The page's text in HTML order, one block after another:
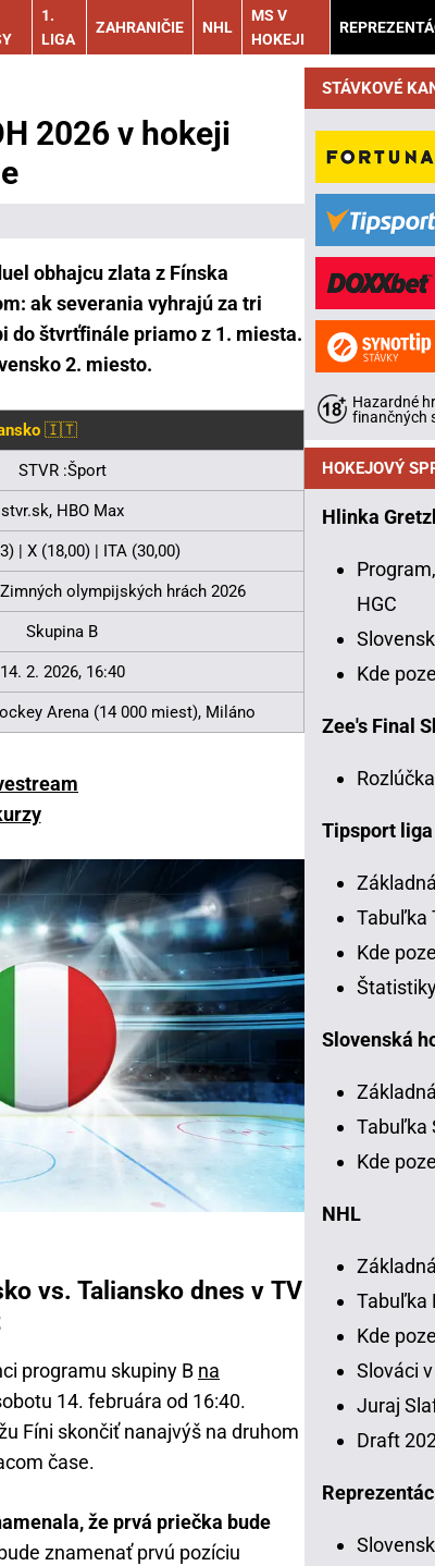
1.
LIGA
ZAHRANIČIE NHL
MS V
HOKEJI
2026 v hokeji
obhajcu zlata z Fínska
ak severania vyhrajú za tri
do štvrťfinále priamo z 1. miesta.
2. miesto.
🇮🇹
STVR :Šport
stvr.sk, HBO Max
| X (18,00) | ITA (30,00)
olympijských hrách 2026
Skupina B
14. 2. 2026, 16:40
Arena (14 000 miest), Miláno
vs. Taliansko dnes v TV
programu skupiny B na
14. februára od 16:40.
Fíni skončiť nanajvýš na druhom
čase.
že prvá priečka bude
znamenať prvú pozíciu
STÁVKOVÉ
Hazardné
finančných
HOKEJOVÝ
Hlinka
HGC
Kde
Zee's Final
Tipsport liga
Tabuľka
Kde
Slovenská
Tabuľka
Kde
NHL
Tabuľka
Kde
Slováci
Juraj
Draft